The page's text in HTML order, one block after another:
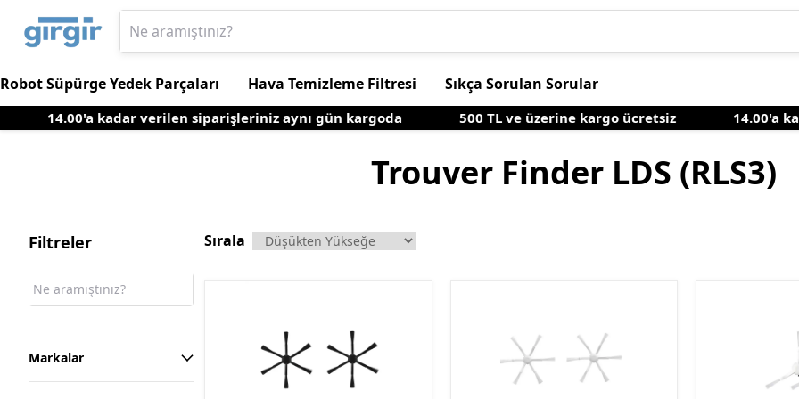
Robot Süpürge Yedek Parçaları Hava Temizleme Filtresi Sıkça Sorulan Sorular
14.00'a kadar verilen siparişleriniz aynı gün kargoda 500 TL ve üzerine kargo ücretsiz 14.00'a
Trouver Finder LDS (RLS3)
Filtreler
Markalar
Sırala